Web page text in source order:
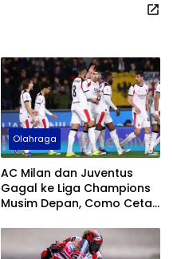
Olahraga
AC Milan dan Juventus
Gagal ke Liga Champions
Musim Depan, Como Cetak